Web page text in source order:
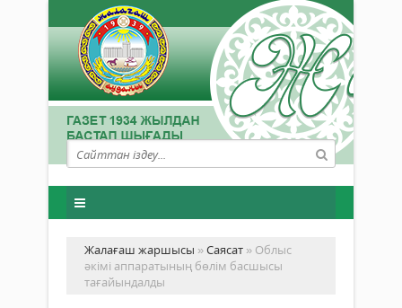
Жалағаш жаршысы »Саясат » Облыс
әкімі аппаратының бөлім басшысы
тағайындалды